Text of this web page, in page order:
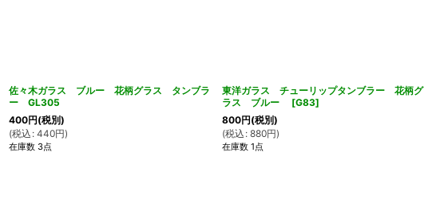
佐々木ガラス ブルー 花柄グラス タンブラ
ー GL305
400円(税別)
(税込 : 440円)
在庫数 3点
東洋ガラス チューリップタンブラー 花柄グ
ラス ブルー
[G83]
800円(税別)
(税込 : 880円)
在庫数 1点